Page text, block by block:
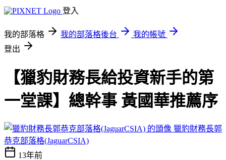
登入
我的部落格 我的部落格後台
我的帳號
登出
【獵豹財務長給投資新手的第
一堂課】總幹事 黃國華推薦序
獵豹財務長郭
恭克部落格(JaguarCSIA)
13年前